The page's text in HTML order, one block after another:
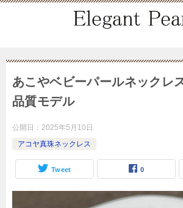
あこやベビーパールネックレ
品質モデル
公開日： 2025年5月10日
アコヤ真珠ネックレス
Tweet 0